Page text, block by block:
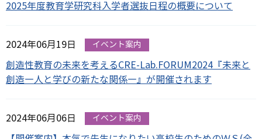
2025年度教育学研究科入学者選抜日程の概要について
2024年06月19日 イベント案内
創造性教育の未来を考えるCRE-Lab.FORUM2024『未来と
創造―人と学びの新たな関係―』が開催されます
2024年06月06日 イベント案内